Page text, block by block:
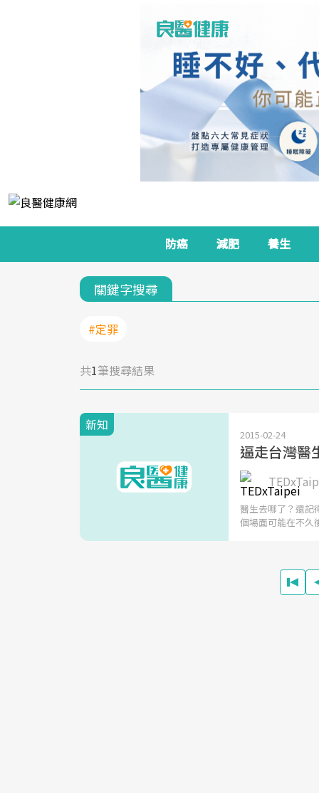
防癌 減肥 養生
關鍵字搜尋
#定罪
共1筆搜尋結果
新知
2015-02-24
逼走台灣醫
醫生去哪了？還記
個場面可能在不久